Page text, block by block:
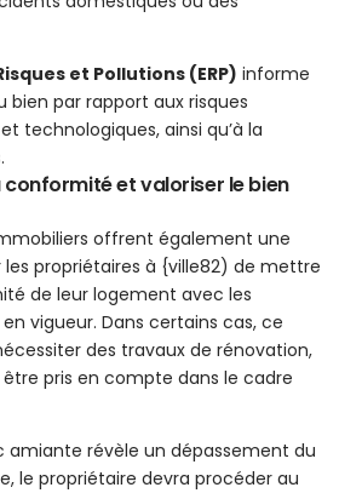
et Pollutions (ERP) informe
bien par rapport aux risques
technologiques, ainsi qu’à la
et valoriser le bien
offrent également une
propriétaires à {ville82) de mettre
de leur logement avec les
vigueur. Dans certains cas, ce
des travaux de rénovation,
pris en compte dans le cadre
amiante révèle un dépassement du
le propriétaire devra procéder au